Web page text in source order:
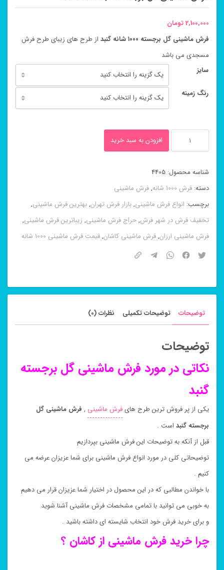
2,100,000تومان
فرش ماشینی گل برجسته ۱۰۰۰ شانه گنبد
از طرح های زیبای طرح فرش
مسجدی می باشد
سایز
رنگ زمینه
ماشینی
گل
برجسته
گنبد
۱۰۰۰
شانه
افزودن به سبد خرید
شناسه محصول: 4405
دسته: فرش 1000 شانه ,فرش ماشینی
برچسب: انواع فرش ماشینی,بازار فرش تهران,بهترین فرش ماشینی,
تخفیف فرش در شهر فرش,حراج فرش ماشینی, زیباترین فرش ماشینی,
فرش ماشینی ارزان,فرش ماشینی کاشان,قیمت فرش ماشینی 1000 شانه
توضیحات توضیحات تکمیلی نظرات (0)
توضیحات
نکاتی در مورد فرش ماشینی گل برجسته
گنبد
یکی از پر فروش ترین طرح هایفرش ماشینی , فرش ماشینی گل
برجسته گنبد است .
قبل از آنکه به توضیحات این فرش ماشینی بپردازیم
توضیحاتی کلی در مورد انواع فرش ماشینی برای شما عزیزان عرضه می
کنیم .
با خواندن مطالبی که در این محصول در اختیار شما عزیزان قرار می دهیم
به خوبی می توانید با تمامی مشخصات فرش ماشینی آشنا شوید
و برای خرید فرش خود انتخاب شایسته ای داشته باشید .
چرا خرید فرش ماشینی از کاشان ؟